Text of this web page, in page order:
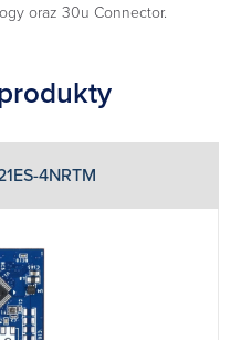
oraz 30u Connector.
4NRTM